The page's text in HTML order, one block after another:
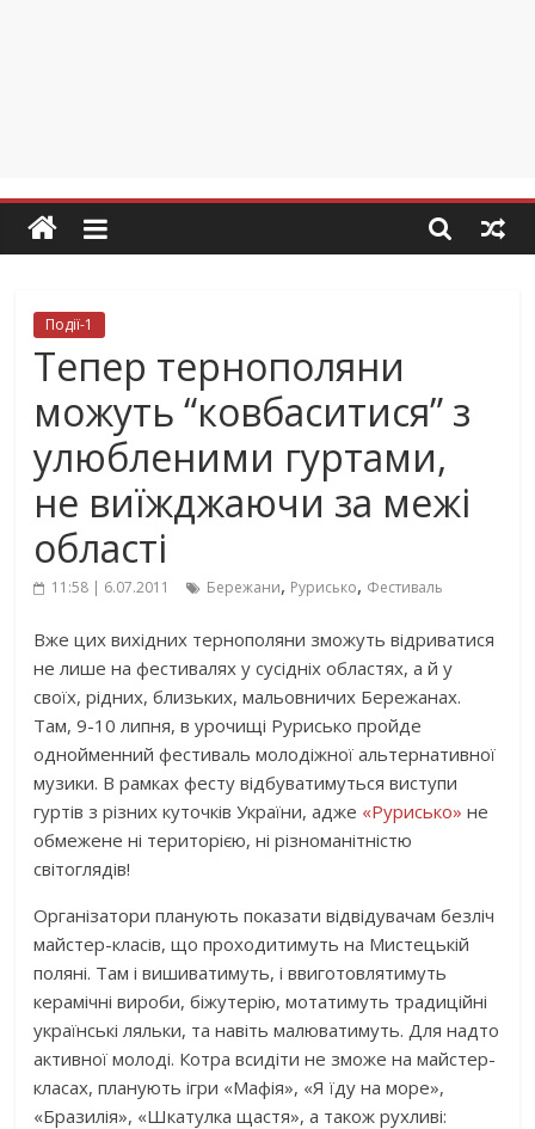
Події-1
Тепер тернополяни
можуть “ковбаситися” з
улюбленими гуртами,
не виїжджаючи за межі
області
11:58 | 6.07.2011 Бережани, Рурисько, Фестиваль
Вже цих вихідних тернополяни зможуть відриватися
не лише на фестивалях у сусідніх областях, а й у
своїх, рідних, близьких, мальовничих Бережанах.
Там, 9-10 липня, в урочищі Рурисько пройде
однойменний фестиваль молодіжної альтернативної
музики. В рамках фесту відбуватимуться виступи
гуртів з різних куточків України, адже «Рурисько» не
обмежене ні територією, ні різноманітністю
світоглядів!
Організатори планують показати відвідувачам безліч
майстер-класів, що проходитимуть на Мистецькій
поляні. Там і вишиватимуть, і ввиготовлятимуть
керамічні вироби, біжутерію, мотатимуть традиційні
українські ляльки, та навіть малюватимуть. Для надто
активної молоді. Котра всидіти не зможе на майстер-
класах, планують ігри «Мафія», «Я їду на море»,
«Бразилія», «Шкатулка щастя», а також рухливі: